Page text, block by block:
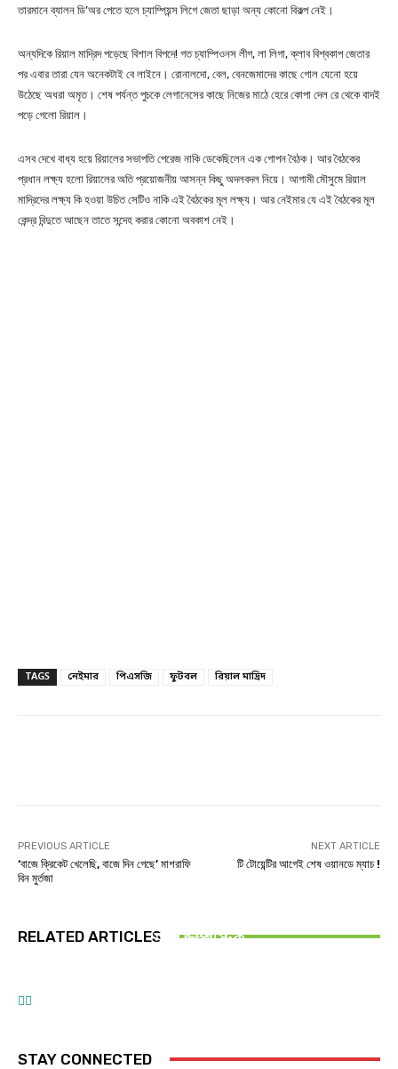
তারমানে ব্যালন ডি’অর পেতে হলে চ্যাম্পিয়ন্স লিগে জেতা ছাড়া অন্য কোনো বিকল্প নেই।
অন্যদিকে রিয়াল মাদ্রিদ পড়েছে বিশাল বিপদে! গত চ্যাম্পিওনস লীগ, লা লিগা, ক্লাব বিশ্বকাপ জেতার
পর এবার তারা যেন অনেকটাই বে লাইনে। রোনালদো, বেল, বেনজেমাদের কাছে গোল যেনো হয়ে
উঠেছে অধরা অমৃত। শেষ পর্যন্ত পুচকে লেগানেসের কাছে নিজের মাঠে হেরে কোপা দেল রে থেকে বাদই
পড়ে গেলো রিয়াল।
এসব দেখে বাধ্য হয়ে রিয়ালের সভাপতি পেরেজ নাকি ডেকেছিলেন এক গোপন বৈঠক। আর বৈঠকের
প্রধান লক্ষ্য হলো রিয়ালের অতি প্রয়োজনীয় আসন্ন কিছু অদলবদল নিয়ে। আগামী মৌসুমে রিয়াল
মাদ্রিদের লক্ষ্য কি হওয়া উচিত সেটিও নাকি এই বৈঠকের মূল লক্ষ্য। আর নেইমার যে এই বৈঠকের মূল
কেন্দ্র বিন্দুতে আছেন তাতে সন্দেহ করার কোনো অবকাশ নেই।
TAGS নেইমার পিএসজি ফুটবল রিয়াল মাদ্রিদ
PREVIOUS ARTICLE
‘বাজে ক্রিকেট খেলেছি, বাজে দিন গেছে’ মাশরাফি
বিন মুর্তজা
NEXT ARTICLE
টি টোয়েন্টির আগেই শেষ ওয়ানডে ম্যাচ !
RELATED ARTICLESমাইক্রোপ্লাস্টিক
ক্রিকেট
STAY CONNECTED